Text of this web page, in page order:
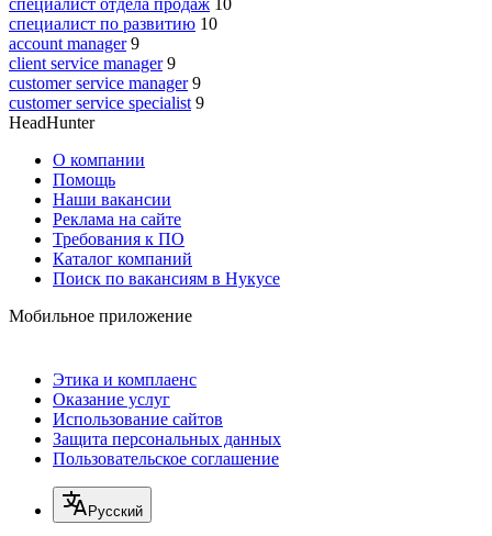
специалист отдела продаж 10
специалист по развитию 10
account manager 9
client service manager 9
customer service manager 9
customer service specialist 9
HeadHunter
О компании
Помощь
Наши вакансии
Реклама на сайте
Требования к ПО
Каталог компаний
Поиск по вакансиям в Нукусе
Мобильное приложение
Этика и комплаенс
Оказание услуг
Использование сайтов
Защита персональных данных
Пользовательское соглашение
Русский